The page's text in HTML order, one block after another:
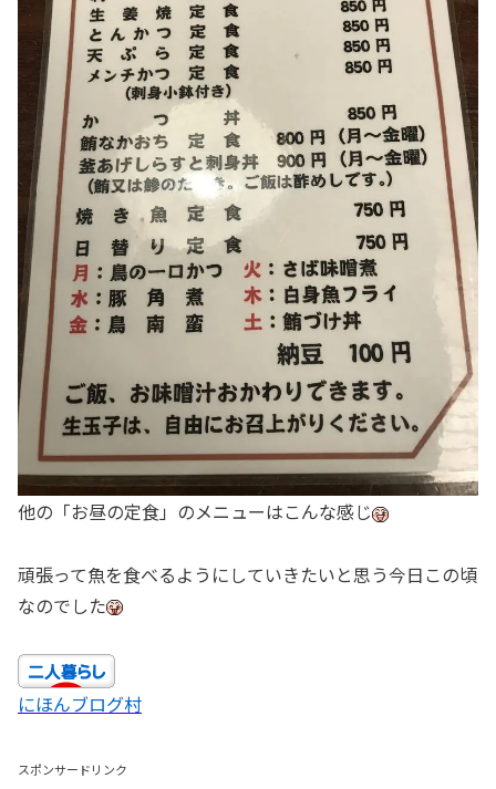
他の「お昼の定食」のメニューはこんな感じ
頑張って魚を食べるようにしていきたいと思う今日この頃
なのでした
にほんブログ村
スポンサードリンク